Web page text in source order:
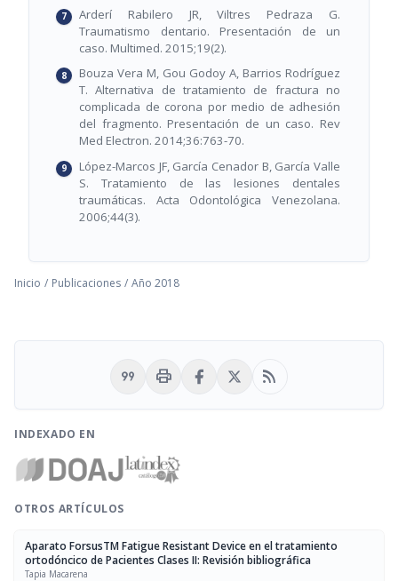
Arderí Rabilero JR, Viltres Pedraza G.
Traumatismo dentario. Presentación de un
caso. Multimed. 2015;19(2).
Bouza Vera M, Gou Godoy A, Barrios Rodríguez
T. Alternativa de tratamiento de fractura no
complicada de corona por medio de adhesión
del fragmento. Presentación de un caso. Rev
Med Electron. 2014;36:763-70.
López-Marcos JF, García Cenador B, García Valle
S. Tratamiento de las lesiones dentales
traumáticas. Acta Odontológica Venezolana.
2006;44(3).
Inicio / Publicaciones / Año 2018
format_quote print rss_feed
INDEXADO EN
OTROS ARTÍCULOS
Aparato ForsusTM Fatigue Resistant Device en el tratamiento
ortodóncico de Pacientes Clases II: Revisión bibliográfica
Tapia Macarena